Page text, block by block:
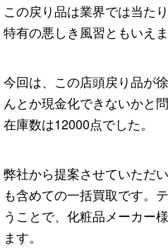
この戻り品は業界では当た
特有の悪しき風習ともいえま
今回は、この店頭戻り品が
んとか現金化できないかと
在庫数は12000点でした。
弊社から提案させていただ
も含めての一括買取です。
うことで、化粧品メーカー
ます。